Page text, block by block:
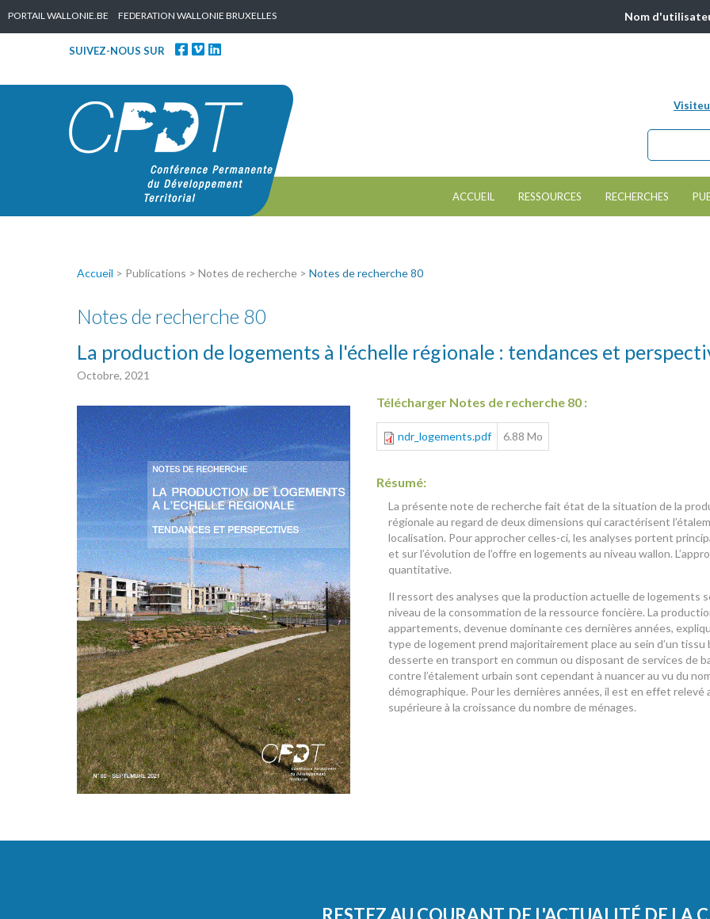
PORTAIL WALLONIE.BE FEDERATION WALLONIE BRUXELLES Nom
SUIVEZ-NOUS SUR
Chercher
ACCUEIL RESSOURCES RECHERCHES
Accueil > Publications > Notes de recherche > Notes de recherche 80
Notes de recherche 80
La production de logements à l'échelle régionale : tendances et
Octobre, 2021
Télécharger Notes de recherche 80 :
ndr_logements.pdf 6.88 Mo
Résumé:
La présente note de recherche fait état de la situation de la
régionale au regard de deux dimensions qui caractérisent
localisation. Pour approcher celles-ci, les analyses portent
et sur l’évolution de l’offre en logements au niveau wallon.
quantitative.
Il ressort des analyses que la production actuelle de logements
niveau de la consommation de la ressource foncière. La
appartements, devenue dominante ces dernières années,
type de logement prend majoritairement place au sein d’un
desserte en transport en commun ou disposant de services de
contre l’étalement urbain sont cependant à nuancer au vu du
démographique. Pour les dernières années, il est en effet
supérieure à la croissance du nombre de ménages.
RESTEZ AU COURANT DE L'ACTUALITÉ DE LA